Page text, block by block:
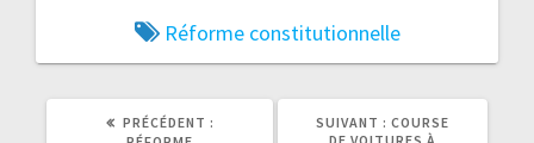
Réforme constitutionnelle
PRÉCÉDENT :
ARTICLE
PRÉCÉDENT
SUIVANT :
ARTICLE
COURSE